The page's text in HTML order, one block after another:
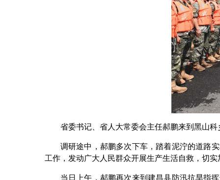
省委书记、省人大常委会主任郝鹏来到黑山科
调研途中，郝鹏多次下车，踏着泥泞的道路实
工作，发动广大人民群众开展生产生活自救，切
当日上午，郝鹏再次来到建昌县防汛抗旱指挥